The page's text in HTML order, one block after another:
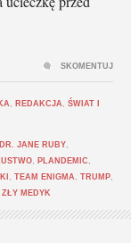
REDAKCJA
ŚWIAT I
DR. JANE RUBY
PLANDEMIC
TEAM ENIGMA TRUMP
ZŁY MEDYK
SKOMENTUJ